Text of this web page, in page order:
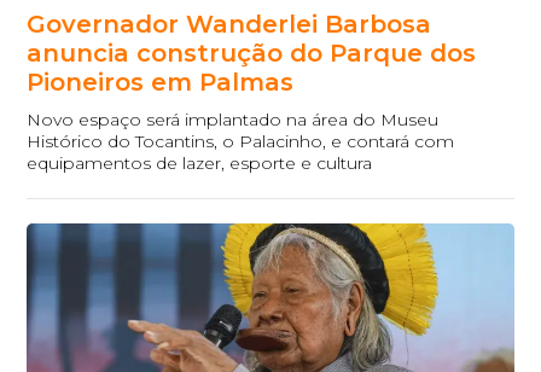
Governador Wanderlei Barbosa
anuncia construção do Parque dos
Pioneiros em Palmas
Novo espaço será implantado na área do Museu
Histórico do Tocantins, o Palacinho, e contará com
equipamentos de lazer, esporte e cultura